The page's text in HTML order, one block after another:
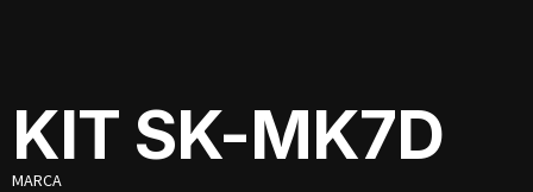
KIT SK-MK7D
MARCA